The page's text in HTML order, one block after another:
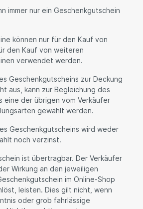
immer nur ein Geschenkgutschein
können nur für den Kauf von
den Kauf von weiteren
verwendet werden.
Geschenkgutscheins zur Deckung
aus, kann zur Begleichung des
der übrigen vom Verkäufer
gewählt werden.
Geschenkgutscheins wird weder
noch verzinst.
ist übertragbar. Der Verkäufer
Wirkung an den jeweiligen
im Online-Shop
leisten. Dies gilt nicht, wenn
oder grob fahrlässige